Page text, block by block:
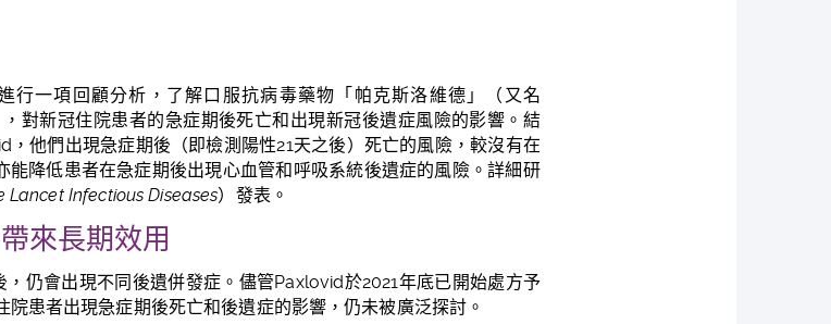
行一項回顧分析，了解口服抗病毒藥物「帕克斯洛維德」（又名
，對新冠住院患者的急症期後死亡和 出現新冠後遺症風險的影響。結
，他們出現急症期後（即檢測陽性21天之後）死亡的風險，較沒有在
能降低患者在急症期後出現心血管和呼吸系統後遺症的風險。詳細研
Lancet Infectious Diseases）發表。
來長期效用
，仍會出現不同後遺併發症。儘管Paxlovid於2021年底已開始處方予
患者出現急症期後死亡和後遺症的影響，仍未被廣泛探討。